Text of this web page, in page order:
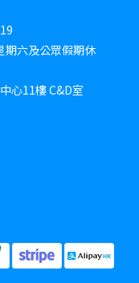
期六及公眾假期休
心11樓 C&D室